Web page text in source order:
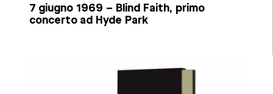
7 giugno 1969 – Blind Faith, primo
concerto ad Hyde Park